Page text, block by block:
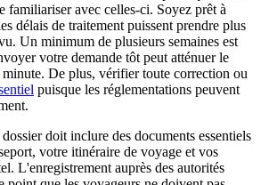
familiariser avec celles-ci. Soyez prêt à
délais de traitement puissent prendre plus
Un minimum de plusieurs semaines est
votre demande tôt peut atténuer le
minute. De plus, vérifier toute correction ou
puisque les réglementations peuvent
doit inclure des documents essentiels
votre itinéraire de voyage et vos
L'enregistrement auprès des autorités